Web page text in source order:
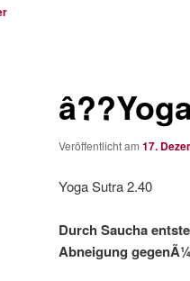
Veröffentlicht am 17.
Yoga Sutra 2.40
Durch Saucha
Abneigung